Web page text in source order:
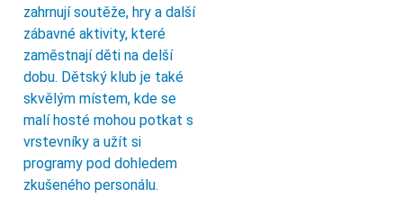
zahrnují soutěže, hry a další
zábavné aktivity, které
zaměstnají děti na delší
dobu. Dětský klub je také
skvělým místem, kde se
malí hosté mohou potkat s
vrstevníky a užít si
programy pod dohledem
zkušeného personálu.